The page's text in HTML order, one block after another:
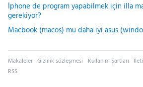
İphone de program yapabilmek için illa
gerekiyor?
Macbook (macos) mu daha iyi asus
Makaleler Gizlilik sözleşmesi Kullanım Şartları
RSS